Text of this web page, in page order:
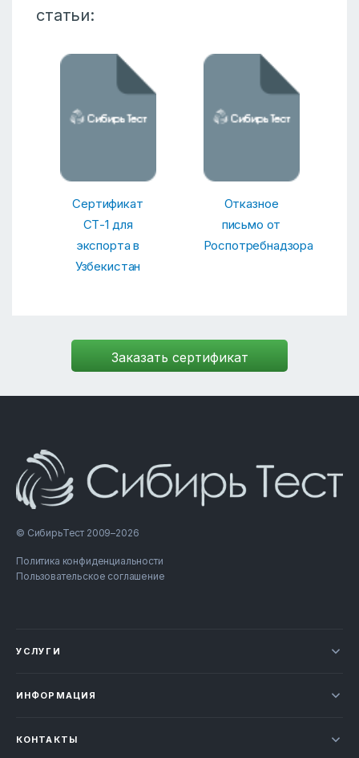
статьи:
Сертификат
СТ-1 для
экспорта в
Узбекистан
Отказное
письмо от
Роспотребнадзора
© СибирьТест 2009–2026
Политика конфиденциальности
Пользовательское соглашение
УСЛУГИ
ИНФОРМАЦИЯ
КОНТАКТЫ